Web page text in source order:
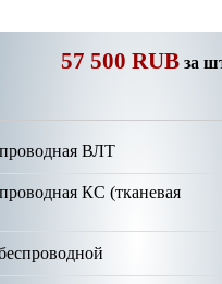
57 500 RUB за
ВЛТ
КС (тканевая